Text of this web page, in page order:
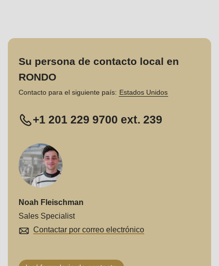
of
modules/custom/rondo_contact/src/ContactService.php
function
Passing
null
to
parameter
#1
($string)
of
Su persona de contacto local en
RONDO
Contacto para el siguiente país: Estados Unidos
+1 201 229 9700 ext. 239
Noah Fleischman
Sales Specialist
Contactar por correo electrónico